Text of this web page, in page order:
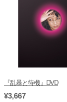
『乱暴と待機』DVD
¥3,667